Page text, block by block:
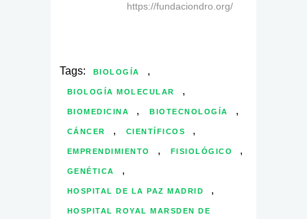
https://fundaciondro.org/
Tags: BIOLOGÍA ,
BIOLOGÍA MOLECULAR ,
BIOMEDICINA , BIOTECNOLOGÍA ,
CÁNCER , CIENTÍFICOS ,
EMPRENDIMIENTO , FISIOLÓGICO ,
GENÉTICA ,
HOSPITAL DE LA PAZ MADRID ,
HOSPITAL ROYAL MARSDEN DE